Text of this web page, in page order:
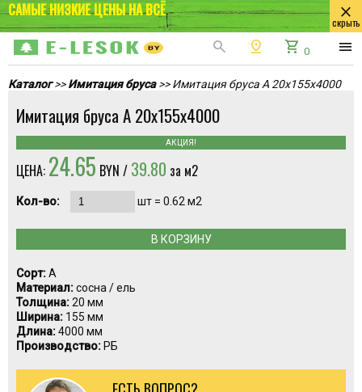
САМЫЕ НИЗКИЕ ЦЕНЫ НА ВСЁ close
скрыть
search pin_drop shopping_cart 0 menu
Каталог>>Имитация бруса >> Имитация бруса А 20x155x4000
Имитация бруса А 20x155x4000
АКЦИЯ!
ЦЕНА: 24.65 BYN / 39.80 за м2
Кол-во: шт = 0.62 м2
В КОРЗИНУ
Сорт:А
Материал:сосна / ель
Толщина:20 мм
Ширина: 155 мм
Длина:4000 мм
Производство: РБ